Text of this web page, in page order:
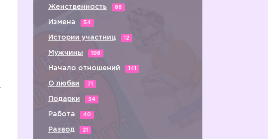
Женственность 88
Измена 54
Истории участниц 12
Мужчины 198
Начало отношений 141
О любви 71
Подарки 34
Работа 40
Развод 21